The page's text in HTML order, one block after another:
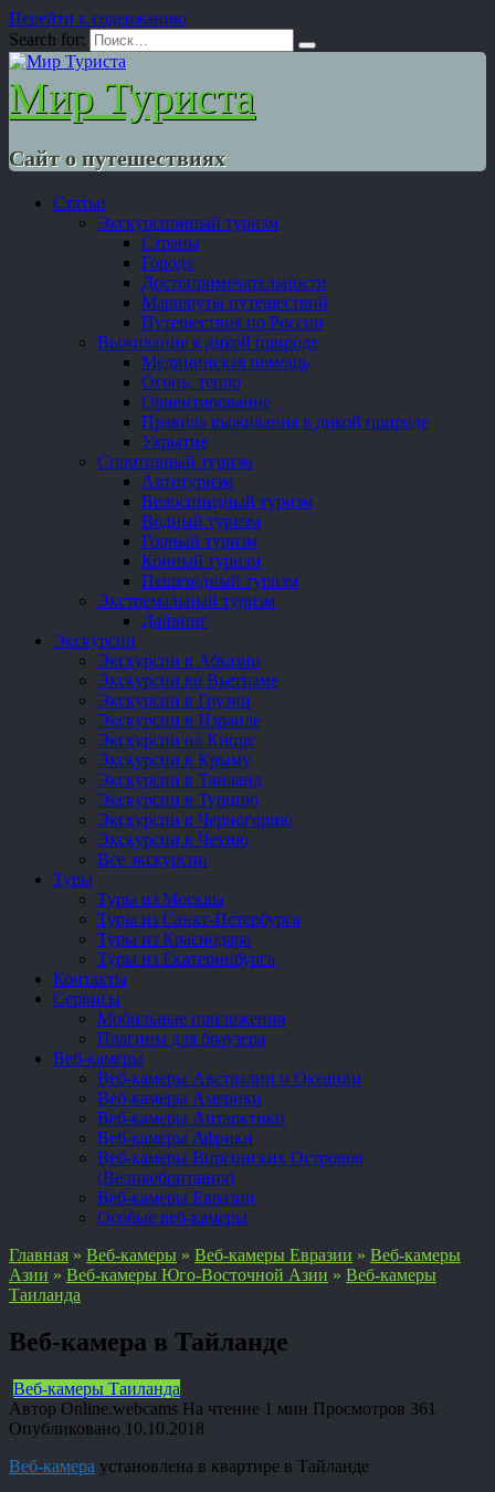
Перейти к содержанию
Search for:
Мир Туриста
Сайт о путешествиях
Статьи
Экскурсионный туризм
Страны
Города
Достопримечательности
Маршруты путешествий
Путешествия по России
Выживание в дикой природе
Медицинская помощь
Огонь, тепло
Ориентирование
Правила выживания в дикой природе
Укрытие
Спортивный туризм
Автотуризм
Велосипедный туризм
Водный туризм
Горный туризм
Конный туризм
Пешеходный туризм
Экстремальный туризм
Дайвинг
Экскурсии
Экскурсии в Абхазии
Экскурсии во Вьетнаме
Экскурсии в Грузии
Экскурсии в Израиле
Экскурсии на Кипре
Экскурсии в Крыму
Экскурсии в Таиланд
Экскурсии в Турцию
Экскурсии в Черногорию
Экскурсии в Чехию
Все экскурсии
Туры
Туры из Москвы
Туры из Санкт-Петербурга
Туры из Краснодара
Туры из Екатеринбурга
Контакты
Сервисы
Мобильные приложения
Плагины для браузера
Веб-камеры
Веб-камеры Австралии и Океании
Веб-камеры Америки
Веб-камеры Антарктики
Веб-камеры Африки
Веб-камеры Виргинских Островов
(Великобритания)
Веб-камеры Евразии
Особые веб-камеры
Главная » Веб-камеры » Веб-камеры Евразии » Веб-камеры
Азии » Веб-камеры Юго-Восточной Азии » Веб-камеры
Таиланда
Веб-камера в Тайланде
Веб-камеры Таиланда
Автор Online.webcams На чтение 1 мин Просмотров 361
Опубликовано 10.10.2018
Веб-камера установлена в квартире в Тайланде